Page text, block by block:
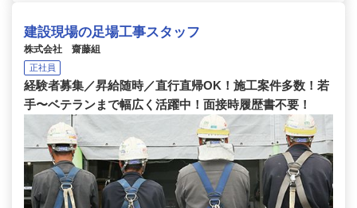
建設現場の足場工事スタッフ
株式会社 齋藤組
正社員
経験者募集／昇給随時／直行直帰OK！施工案件多数！若
手〜ベテランまで幅広く活躍中！面接時履歴書不要！